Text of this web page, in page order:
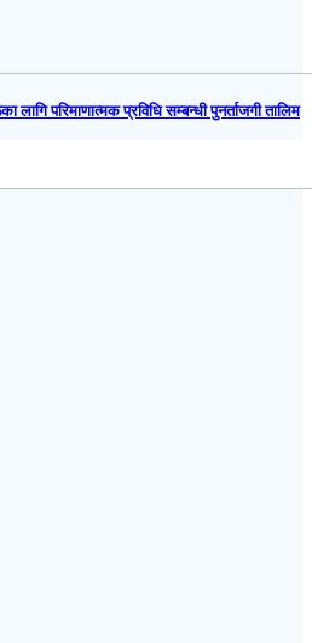
लागि परिमाणात्मक प्रविधि सम्बन्धी पुनर्ताजगी तालिम